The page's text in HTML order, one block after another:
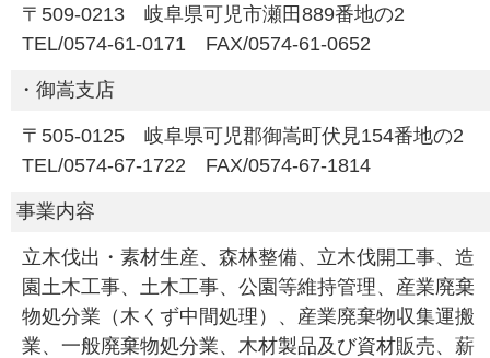
〒509-0213 岐阜県可児市瀬田889番地の2
TEL/0574-61-0171 FAX/0574-61-0652
・御嵩支店
〒505-0125 岐阜県可児郡御嵩町伏見154番地の2
TEL/0574-67-1722 FAX/0574-67-1814
事業内容
立木伐出・素材生産、森林整備、立木伐開工事、造
園土木工事、土木工事、公園等維持管理、産業廃棄
物処分業（木くず中間処理）、産業廃棄物収集運搬
業、一般廃棄物処分業、木材製品及び資材販売、薪